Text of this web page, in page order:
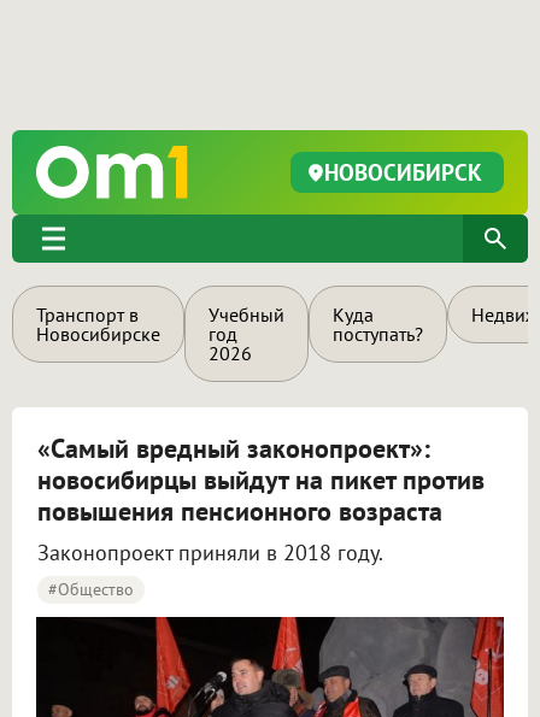
НОВОСИБИРСК
Транспорт в
Новосибирске
Учебный
год
2026
Куда
поступать?
«Самый вредный законопроект»:
новосибирцы выйдут на пикет против
повышения пенсионного возраста
Законопроект приняли в 2018 году.
#Общество